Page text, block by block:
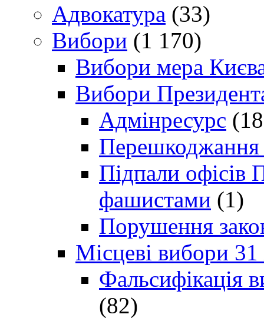
Адвокатура (33)
Вибори (1 170)
Вибори мера
Вибори
Адмінресурс
Перешкоджання
Підпали офісів
фашистами (1)
Порушення
Місцеві вибори
Фальсифікація
(82)